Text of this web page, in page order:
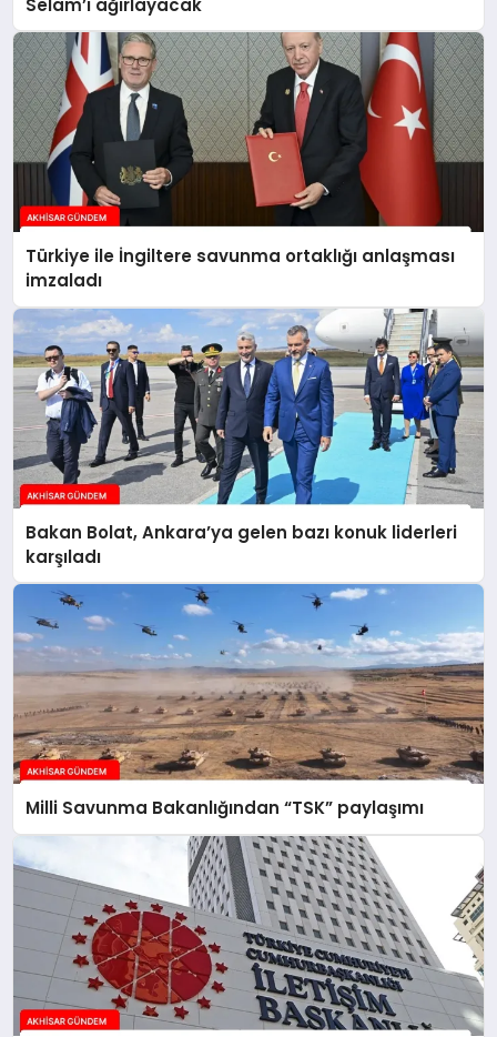
Selam’ı ağırlayacak
Türkiye ile İngiltere savunma ortaklığı anlaşması
imzaladı
Bakan Bolat, Ankara’ya gelen bazı konuk liderleri
karşıladı
Milli Savunma Bakanlığından “TSK” paylaşımı